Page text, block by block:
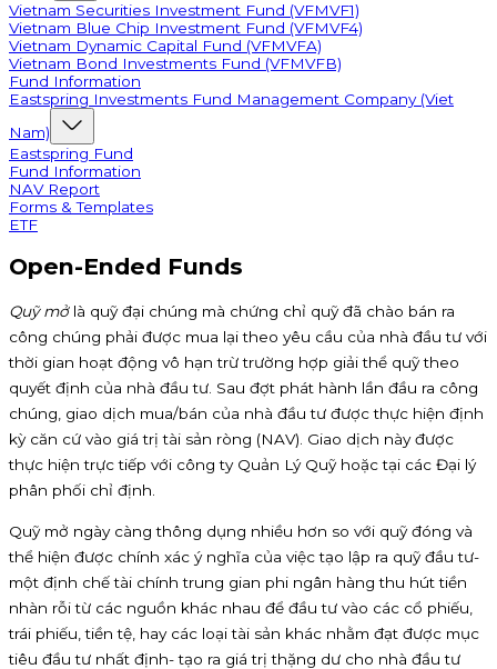
Vietnam Securities Investment Fund (VFMVF1)
Vietnam Blue Chip Investment Fund (VFMVF4)
Vietnam Dynamic Capital Fund (VFMVFA)
Vietnam Bond Investments Fund (VFMVFB)
Fund Information
Eastspring Investments Fund Management Company (Viet
Nam)
Eastspring Fund
Fund Information
NAV Report
Forms & Templates
ETF
Open-Ended Funds
Quỹ mởlà quỹ đại chúng mà chứng chỉ quỹ đã chào bán ra
công chúng phải được mua lại theo yêu cầu của nhà đầu tư với
thời gian hoạt động vô hạn trừ trường hợp giải thể quỹ theo
quyết định của nhà đầu tư. Sau đợt phát hành lần đầu ra công
chúng, giao dịch mua/bán của nhà đầu tư được thực hiện định
kỳ căn cứ vào giá trị tài sản ròng (NAV). Giao dịch này được
thực hiện trực tiếp với công ty Quản Lý Quỹ hoặc tại các Đại lý
phân phối chỉ định.
Quỹ mở ngày càng thông dụng nhiều hơn so với quỹ đóng và
thể hiện được chính xác ý nghĩa của việc tạo lập ra quỹ đầu tư-
một định chế tài chính trung gian phi ngân hàng thu hút tiền
nhàn rỗi từ các nguồn khác nhau để đầu tư vào các cổ phiếu,
trái phiếu, tiền tệ, hay các loại tài sản khác nhằm đạt được mục
tiêu đầu tư nhất định- tạo ra giá trị thặng dư cho nhà đầu tư